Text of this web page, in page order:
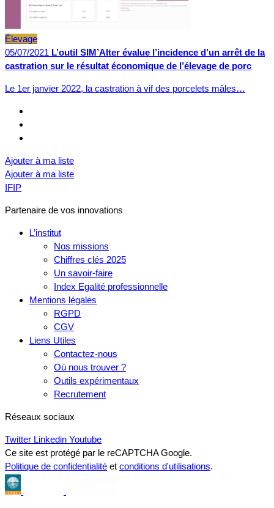
Élevage
05/07/2021 L’outil SIM’Alter évalue l’incidence d’un arrêt de la
castration sur le résultat économique de l’élevage de porc
Le 1er janvier 2022, la castration à vif des porcelets mâles…
Ajouter à ma liste
Ajouter à ma liste
IFIP
Partenaire de vos innovations
L’institut
Nos missions
Chiffres clés 2025
Un savoir-faire
Index Egalité professionnelle
Mentions légales
RGPD
CGV
Liens Utiles
Contactez-nous
Où nous trouver ?
Outils expérimentaux
Recrutement
Réseaux sociaux
Twitter Linkedin Youtube
Ce site est protégé par le reCAPTCHA Google.
Politique de confidentialité et conditions d'utilisations.